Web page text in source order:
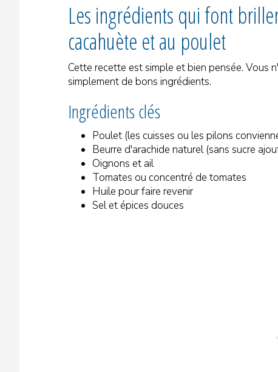
Les ingrédients qui font
cacahuète et au poulet
Cette recette est simple et bien pensée. Vous
simplement de bons ingrédients.
Ingrédients clés
Poulet (les cuisses ou les pilons
Beurre d'arachide naturel (sans sucre
Oignons et ail
Tomates ou concentré de tomates
Huile pour faire revenir
Sel et épices douces